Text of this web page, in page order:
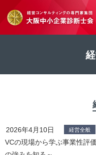
2026年4月10日 経営全般
VCの現場から学ぶ事業性評